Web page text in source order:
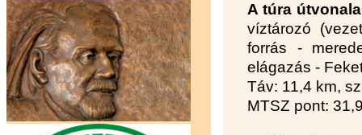
A túra
víztározó
forrás -
elágazás -
Táv: 11,4 km,
MTSZ pont: